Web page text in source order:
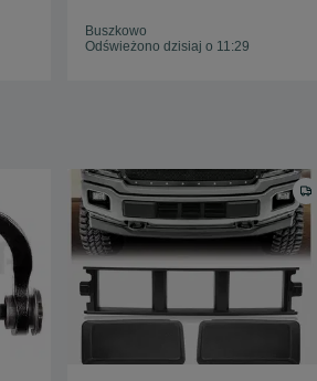
Buszkowo
Odświeżono dzisiaj o 11:29